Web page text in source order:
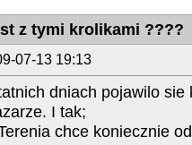
z tymi krolikami ????
07-13 19:13
dniach pojawilo sie
I tak;
chce koniecznie